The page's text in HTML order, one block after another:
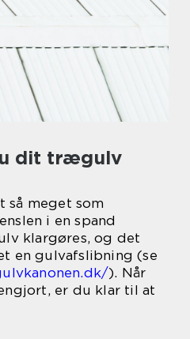
dit trægulv
så meget som
i en spand
klargøres, og det
en gulvafslibning (se
). Når
er du klar til at